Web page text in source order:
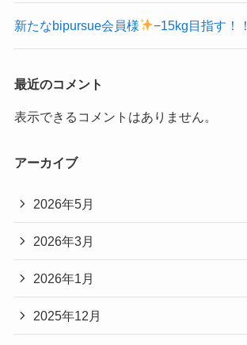
新たなbipursue会員様 −15kg目指す！！
最近のコメント
表示できるコメントはありません。
アーカイブ
2026年5月
2026年3月
2026年1月
2025年12月